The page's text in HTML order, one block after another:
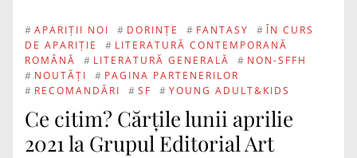
# APARIȚII NOI # DORINȚE # FANTASY # ÎN CURS
DE APARIȚIE
# LITERATURĂ CONTEMPORANĂ
ROMÂNĂ
# LITERATURĂ GENERALĂ # NON-SFFH
# NOUTĂȚI # PAGINA PARTENERILOR
# RECOMANDĂRI # SF # YOUNG ADULT&KIDS
Ce citim? Cărțile lunii aprilie
2021 la Grupul Editorial Art